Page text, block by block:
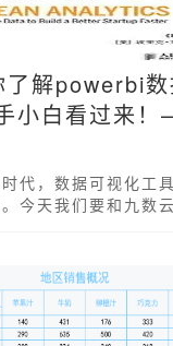
了解powerbi数
小白看过来
代，数据可视化工
今天我们要和九数